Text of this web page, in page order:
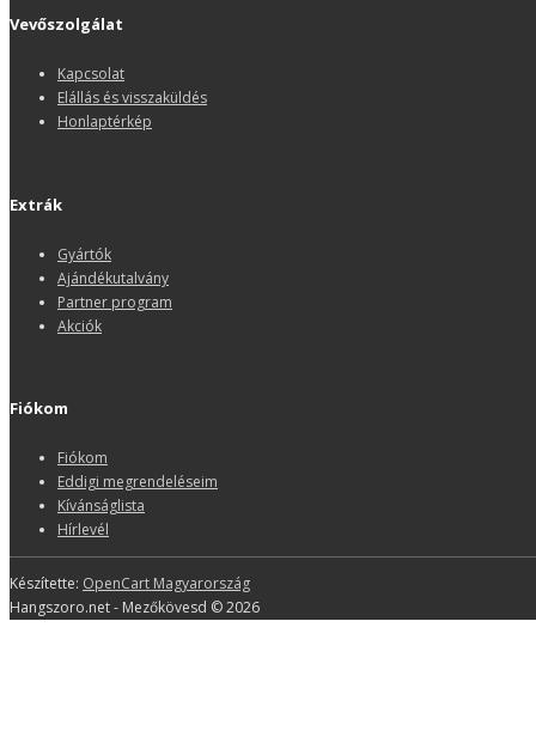
Vevőszolgálat
Kapcsolat
Elállás és visszaküldés
Honlaptérkép
Extrák
Gyártók
Ajándékutalvány
Partner program
Akciók
Fiókom
Fiókom
Eddigi megrendeléseim
Kívánságlista
Hírlevél
Készítette: OpenCart Magyarország
Hangszoro.net - Mezőkövesd © 2026